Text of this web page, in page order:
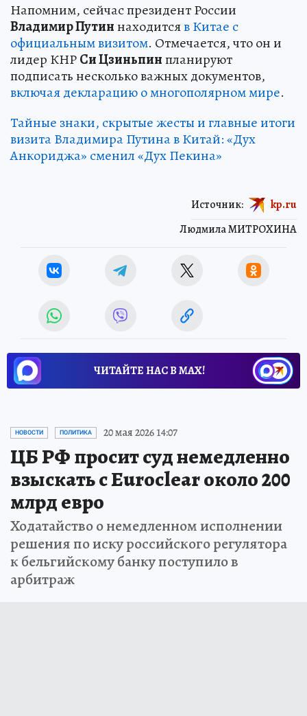
Напомним, сейчас президент России
Владимир Путиннаходитсяв Китае с
официальным визитом. Отмечается, что он и
лидер КНРСи Цзиньпинпланируют
подписать несколько важных документов,
включая декларацию о многополярном мире.
Тайные знаки, скрытые жесты и главные итоги
визита Владимира Путина в Китай: «Дух
Анкориджа» сменил «Дух Пекина»
Людмила МИТРОХИНА
Источник: kp.ru
ЧИТАЙТЕ НАС В МАХ!
НОВОСТИ ПОЛИТИКА 20 мая 2026 14:07
ЦБ РФ просит суд немедленно
взыскать с Euroclear около 200
млрд евро
Ходатайство о немедленном исполнении
решения по иску российского регулятора
к бельгийскому банку поступило в
арбитраж